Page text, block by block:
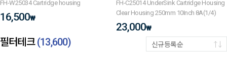
FH-W25034 Cartridge housing
16,500₩
FH-C25014 UnderSink Cartridge Housing
Clear Housing 250mm 10Inch 8A(1/4)
23,000₩
필터테크(13,600) 신규등록순